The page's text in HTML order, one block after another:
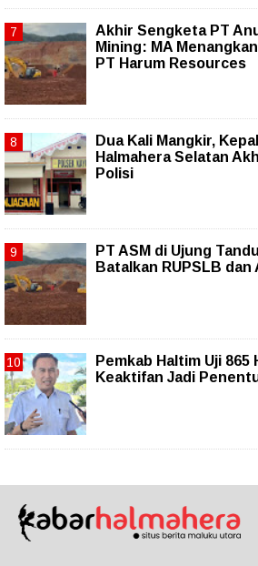
Akhir Sengketa PT
Mining: MA
PT Harum Resources
Dua Kali Mangkir,
Halmahera Selatan
Polisi
PT ASM di Ujung
Batalkan RUPSLB
Pemkab Haltim Uji
Keaktifan Jadi